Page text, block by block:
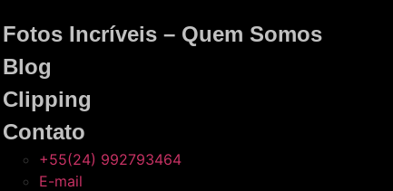
Fotos Incríveis – Quem Somos
Blog
Clipping
Contato
+55(24) 992793464
E-mail